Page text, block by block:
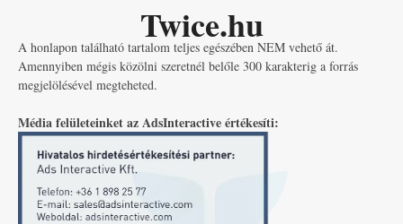
Twice.hu
A honlapon található tartalom teljes egészében NEM vehető át.
Amennyiben mégis közölni szeretnél belőle 300 karakterig a forrás
megjelölésével megteheted.
Média felületeinket az AdsInteractive értékesíti: